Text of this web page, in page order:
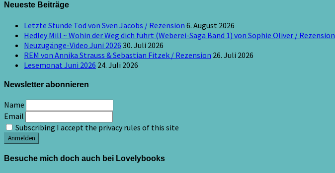
Neueste Beiträge
Letzte Stunde Tod von Sven Jacobs / Rezension 6. August 2026
Hedley Mill ~ Wohin der Weg dich führt (Weberei-Saga Band 1) von Sophie Oliver / Rezension
Neuzugänge-Video Juni 2026 30. Juli 2026
REM von Annika Strauss & Sebastian Fitzek / Rezension 26. Juli 2026
Lesemonat Juni 2026 24. Juli 2026
Newsletter abonnieren
Name
Email
Subscribing I accept the privacy rules of this site
Besuche mich doch auch bei Lovelybooks